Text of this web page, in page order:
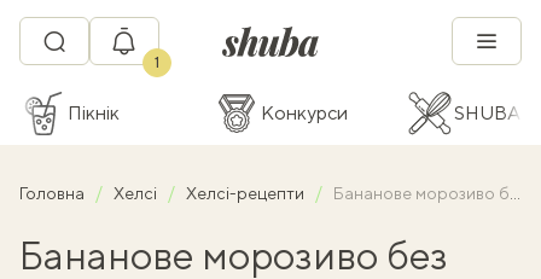
1
Пікнік Конкурси SHUBA
Головна Хелсі Хелсі-рецепти Бананове морозиво без цукру — корисний рецепт
Бананове морозиво без